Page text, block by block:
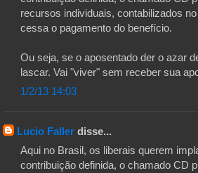
recursos individuais, contabilizados
cessa o pagamento do benefício.
Ou seja, se o aposentado der o azar
lascar. Vai "viver" sem receber sua
1/2/13 14:03
Lucio Faller disse...
Aqui no Brasil, os liberais querem
contribuição definida, o chamado CD